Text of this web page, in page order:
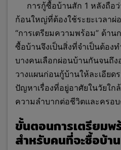
การกู้ซื้อบ้านสัก 1 หลังถือ
ก้อนใหญ่ที่ต้องใช้ระยะเวลา
“การเตรียมความพร้อม” ด้าน
ซื้อบ้านจึงเป็นสิ่งที่จำเป็นต้อง
บางคนเลือกผ่อนบ้านกันจนถึง
วางแผนก่อนกู้บ้านให้ละเอียด
ปัญหาเรื่องที่อยู่อาศัยในวัยใก
ความลำบากต่อชีวิตและครอบ
ขั้นตอนการเตรียมพ
สำหรับคนที่จะซื้อบ้าน